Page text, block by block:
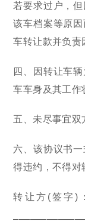
若要求过户，
该车档案等原
车转让款并负责
四、因转让车
车车身及其工作
五、未尽事宜双
六、该协议书
得违约，不得对
转让方(签字)